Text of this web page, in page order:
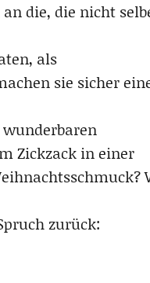
die, die nicht
als
sie sicher
Zickzack in einer
zurück: